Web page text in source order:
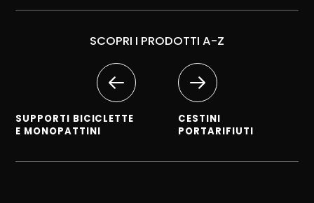
SCOPRI I PRODOTTI A-Z
SUPPORTI BICICLETTE
E MONOPATTINI
CESTINI
PORTARIFIUTI